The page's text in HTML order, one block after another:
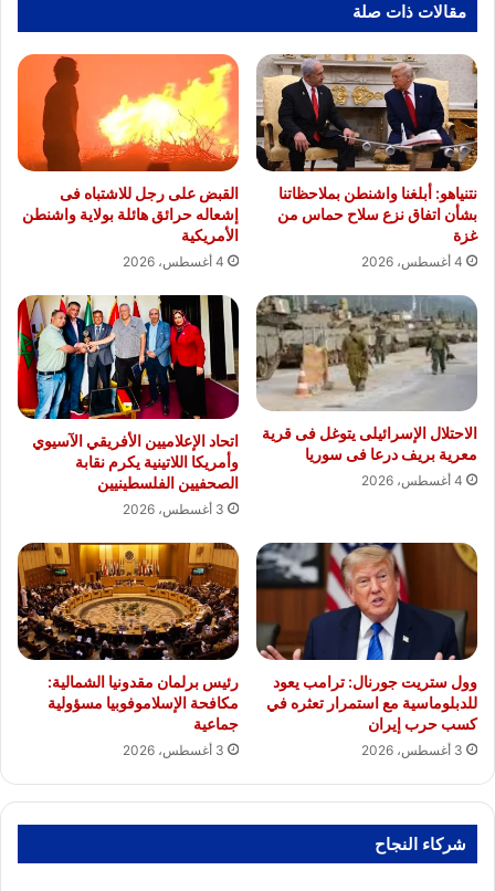
مقالات ذات صلة
نتنياهو: أبلغنا واشنطن بملاحظاتنا
بشأن اتفاق نزع سلاح حماس من
غزة
4 أغسطس، 2026
القبض على رجل للاشتباه فى
إشعاله حرائق هائلة بولاية واشنطن
الأمريكية
4 أغسطس، 2026
الاحتلال الإسرائيلى يتوغل فى قرية
معرية بريف درعا فى سوريا
4 أغسطس، 2026
اتحاد الإعلاميين الأفريقي الآسيوي
وأمريكا اللاتينية يكرم نقابة
الصحفيين الفلسطينيين
3 أغسطس، 2026
وول ستريت جورنال: ترامب يعود
للدبلوماسية مع استمرار تعثره في
كسب حرب إيران
3 أغسطس، 2026
رئيس برلمان مقدونيا الشمالية:
مكافحة الإسلاموفوبيا مسؤولية
جماعية
3 أغسطس، 2026
شركاء النجاح